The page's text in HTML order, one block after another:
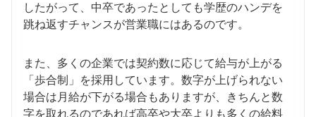
したがって、中卒であったとしても学歴のハンデを
跳ね返すチャンスが営業職にはあるのです。
また、多くの企業では契約数に応じて給与が上がる
「歩合制」を採用しています。数字が上げられない
場合は月給が下がる場合もありますが、きちんと数
字を取れるのであれば高卒や大卒よりも多くの給料